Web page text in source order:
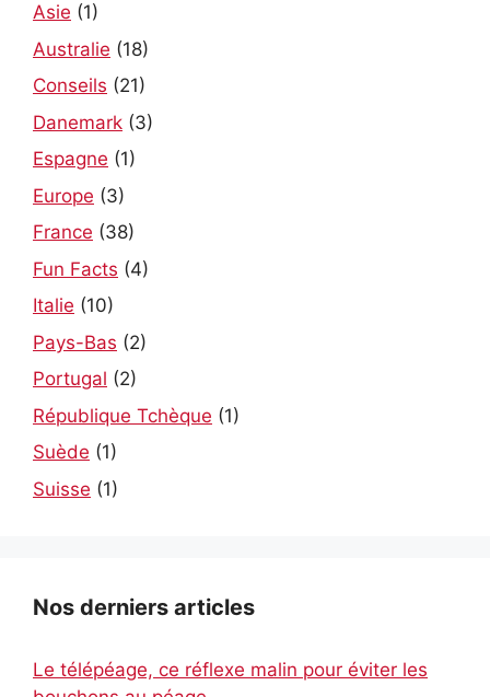
Asie (1)
Australie (18)
Conseils (21)
Danemark (3)
Espagne (1)
Europe (3)
France (38)
Fun Facts (4)
Italie (10)
Pays-Bas (2)
Portugal (2)
République Tchèque (1)
Suède (1)
Suisse (1)
Nos derniers articles
Le télépéage, ce réflexe malin pour éviter les